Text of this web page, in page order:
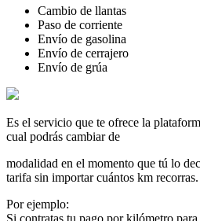
Cambio de llantas
Paso de corriente
Envío de gasolina
Envío de cerrajero
Envío de grúa
Es el servicio que te ofrece la
cual podrás cambiar de
modalidad en el momento que tú lo
tarifa sin importar cuántos km recorras.
Por ejemplo:
Si contratas tu pago por kilómetro para